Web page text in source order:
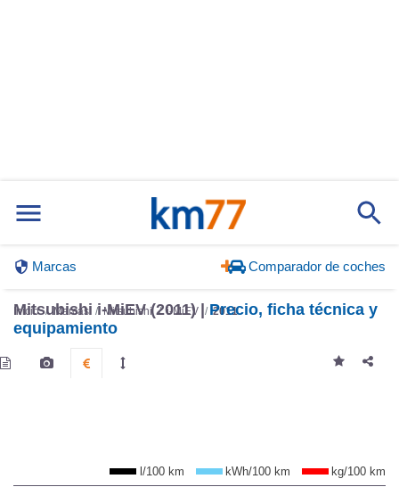
Marcas Comparador de coches
Inicio Marcas Mitsubishi i-MiEV 2011
Mitsubishi i-MiEV (2011) |Precio, ficha técnica y
equipamiento
l/100 km kWh/100 km
kg/100 km